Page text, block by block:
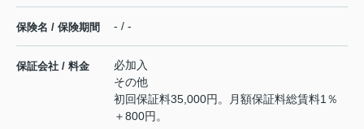
保険名 / 保険期間 - / -
保証会社 / 料金
必加入
その他
初回保証料35,000円。月額保証料総賃料1％
＋800円。